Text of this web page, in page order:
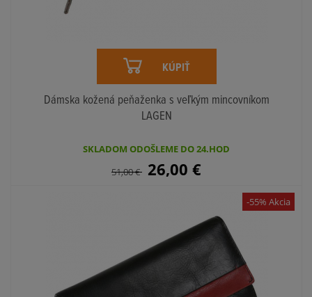
KÚPIŤ
Dámska kožená peňaženka s veľkým mincovníkom
LAGEN
SKLADOM ODOŠLEME DO 24.HOD
51,00€ 26,00 €
-55% Akcia